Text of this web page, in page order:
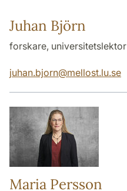
Juhan Björn
forskare, universitetslektor
juhan.bjorn@mellost.lu.se
Maria Persson